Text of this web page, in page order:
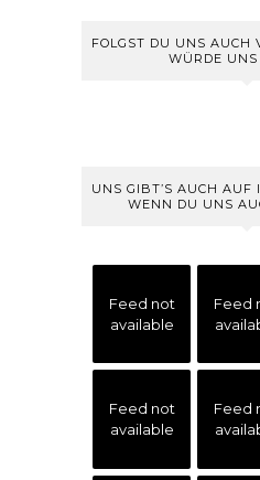
FOLGST DU UNS AUCH
WÜRDE UNS
UNS GIBT’S AUCH AUF
WENN DU UNS
Feed not
available
Feed
Feed not
available
Feed